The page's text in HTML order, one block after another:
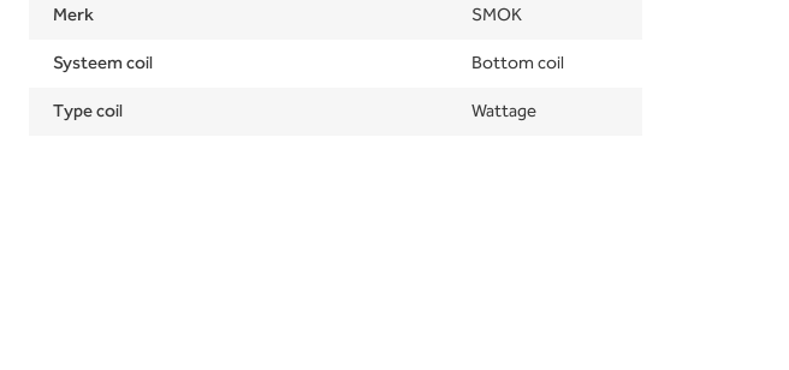
Merk
SMOK
Systeem coil
Bottom coil
Type coil
Wattage